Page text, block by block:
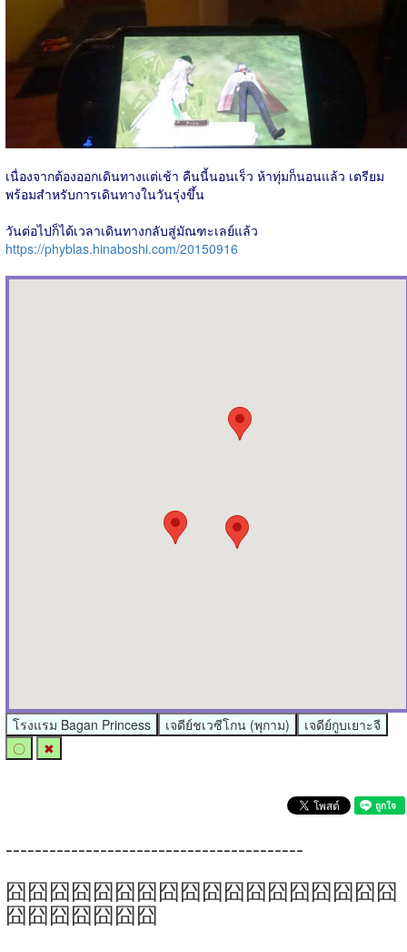
เนื่องจากต้องออกเดินทางแต่เช้า คืนนี้นอนเร็ว ห้าทุ่มก็นอนแล้ว เตรียม
พร้อมสำหรับการเดินทางในวันรุ่งขึ้น
วันต่อไปก็ได้เวลาเดินทางกลับสู่มัณฑะเลย์แล้ว
https://phyblas.hinaboshi.com/20150916
โรงแรม Bagan Princess เจดีย์ชเวซีโกน (พุกาม)
เจดีย์กูบเยาะจี
〇
✖
-----------------------------------------
囧囧囧囧囧囧囧囧囧囧囧囧囧囧囧囧囧囧
囧囧囧囧囧囧囧